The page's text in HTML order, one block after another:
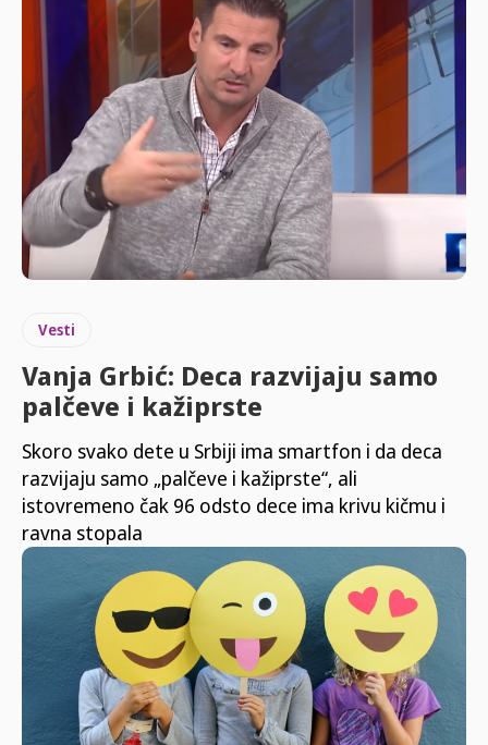
Vesti
Vanja Grbić: Deca razvijaju samo
palčeve i kažiprste
Skoro svako dete u Srbiji ima smartfon i da deca
razvijaju samo „palčeve i kažiprste“, ali
istovremeno čak 96 odsto dece ima krivu kičmu i
ravna stopala